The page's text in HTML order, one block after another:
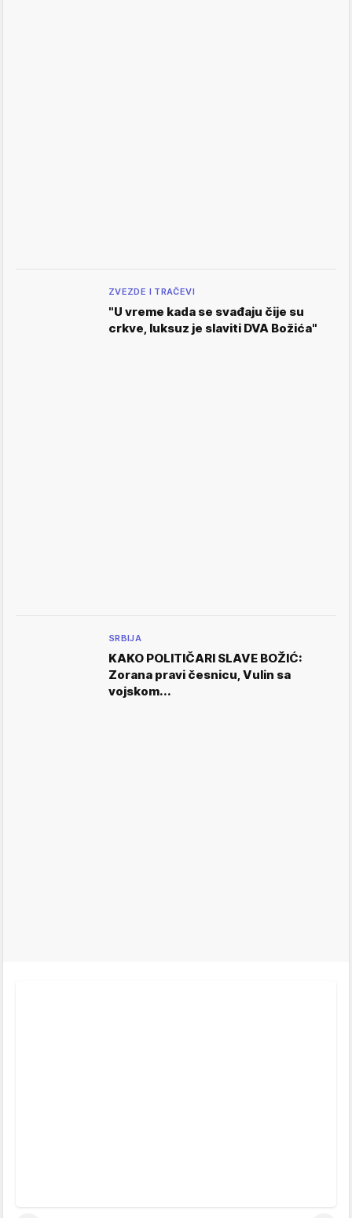
ZVEZDE I TRAČEVI
"U vreme kada se svađaju čije su
crkve, luksuz je slaviti DVA Božića"
SRBIJA
KAKO POLITIČARI SLAVE BOŽIĆ:
Zorana pravi česnicu, Vulin sa
vojskom...